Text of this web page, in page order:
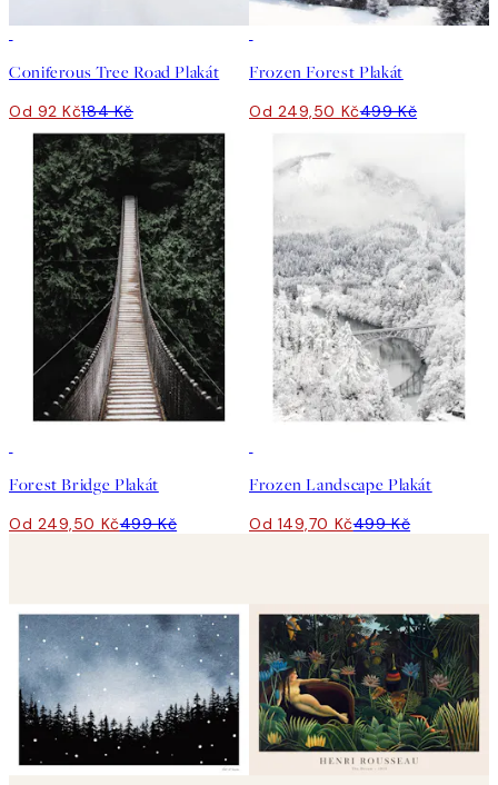
Coniferous Tree Road Plakát
Od 92 Kč184 Kč
Frozen Forest Plakát
Od 249,50 Kč499 Kč
Forest Bridge Plakát
Od 249,50 Kč499 Kč
Frozen Landscape Plakát
Od 149,70 Kč499 Kč